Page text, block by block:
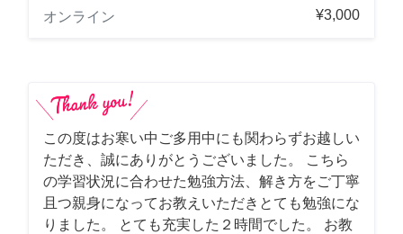
オンライン
¥3,000
この度はお寒い中ご多用中にも関わらずお越しい
ただき、誠にありがとうございました。 こちら
の学習状況に合わせた勉強方法、解き方をご丁寧
且つ親身になってお教えいただきとても勉強にな
りました。 とても充実した２時間でした。 お教